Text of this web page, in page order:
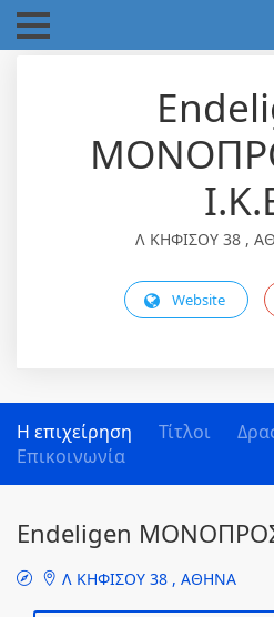
Λ ΚΗΦΙΣΟΥ 38 ,
Website
Η επιχείρηση Τίτλοι
Επικοινωνία
Endeligen
Λ ΚΗΦΙΣΟΥ 38 , ΑΘΗΝΑ